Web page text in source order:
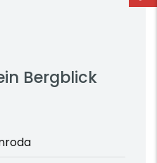
Bergblick